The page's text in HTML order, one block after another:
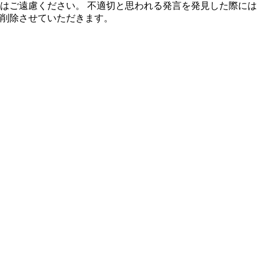
はご遠慮ください。 不適切と思われる発言を発見した際には
削除させていただきます。